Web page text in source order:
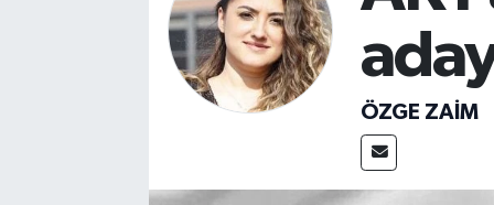
ÖZGE ZAIM